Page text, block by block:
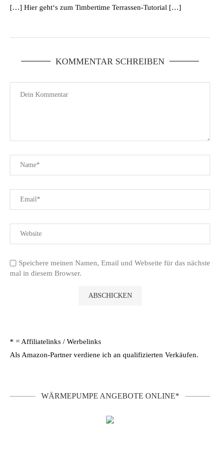
[…] Hier geht‘s zum Timbertime Terrassen-Tutorial […]
KOMMENTAR SCHREIBEN
Speichere meinen Namen, Email und Webseite für das nächste
mal in diesem Browser.
* = Affiliatelinks / Werbelinks
Als Amazon-Partner verdiene ich an qualifizierten Verkäufen.
WÄRMEPUMPE ANGEBOTE ONLINE*